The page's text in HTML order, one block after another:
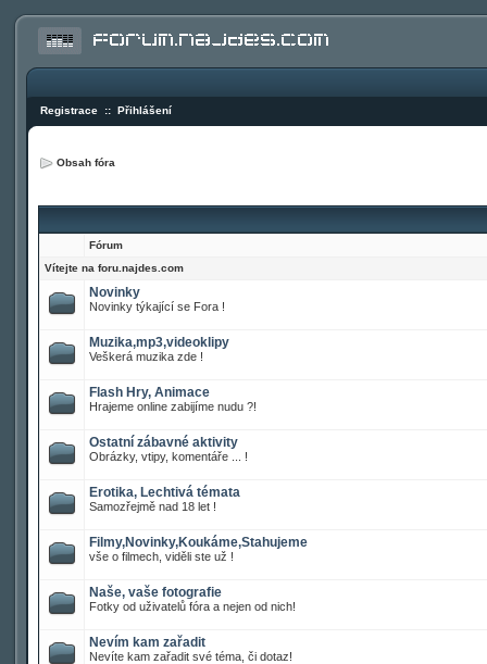
Registrace :: Přihlášení
Obsah fóra
Fórum
Vítejte na foru.najdes.com
Novinky
Novinky týkající se Fora !
Muzika,mp3,videoklipy
Veškerá muzika zde !
Flash Hry, Animace
Hrajeme online zabijíme nudu ?!
Ostatní zábavné aktivity
Obrázky, vtipy, komentáře ... !
Erotika, Lechtivá témata
Samozřejmě nad 18 let !
Filmy,Novinky,Koukáme,Stahujeme
vše o filmech, viděli ste už !
Naše, vaše fotografie
Fotky od uživatelů fóra a nejen od nich!
Nevím kam zařadit
Nevíte kam zařadit své téma, či dotaz!